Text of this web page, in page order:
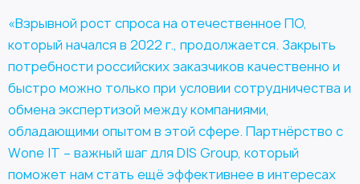
«Взрывной рост спроса на отечественное ПО,
который начался в 2022 г., продолжается. Закрыть
потребности российских заказчиков качественно и
быстро можно только при условии сотрудничества и
обмена экспертизой между компаниями,
обладающими опытом в этой сфере. Партнёрство с
Wone IT – важный шаг для DIS Group, который
поможет нам стать ещё эффективнее в интересах